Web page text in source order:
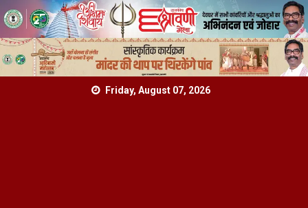
Friday, August 07, 2026